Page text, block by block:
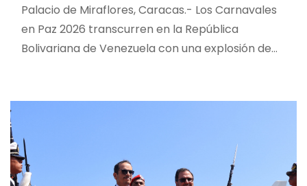
Palacio de Miraflores, Caracas.- Los Carnavales
en Paz 2026 transcurren en la República
Bolivariana de Venezuela con una explosión de…